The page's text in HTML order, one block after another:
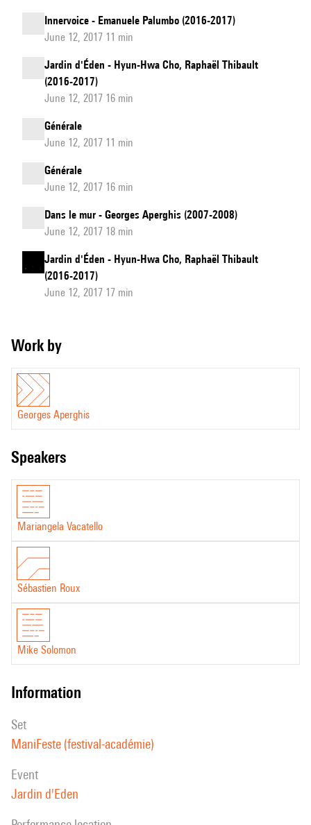
Innervoice - Emanuele Palumbo (2016-2017)
June 12, 2017 11 min
Jardin d'Éden - Hyun-Hwa Cho, Raphaël Thibault
(2016-2017)
June 12, 2017 16 min
Générale
June 12, 2017 11 min
Générale
June 12, 2017 16 min
Dans le mur - Georges Aperghis (2007-2008)
June 12, 2017 18 min
Jardin d'Éden - Hyun-Hwa Cho, Raphaël Thibault
(2016-2017)
June 12, 2017 17 min
Work by
Georges Aperghis
speakers
Mariangela Vacatello
Sébastien Roux
Mike Solomon
information
set
ManiFeste (festival-académie)
event
Jardin d'Eden